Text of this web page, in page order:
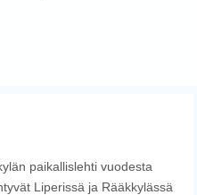
paikallislehti vuodesta
Liperissä ja Rääkkylässä